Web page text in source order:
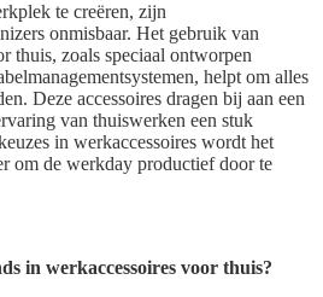
te creëren, zijn
onmisbaar. Het gebruik van
thuis, zoals speciaal ontworpen
helpt om alles
Deze accessoires dragen bij aan een
van thuiswerken een stuk
in werkaccessoires wordt het
om de werkday productief door te
in werkaccessoires voor thuis?